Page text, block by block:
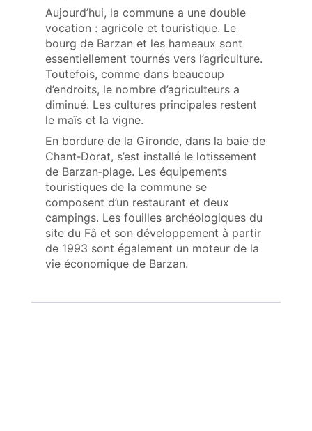
Aujourd’hui, la commune a une double
vocation : agricole et touristique. Le
bourg de Barzan et les hameaux sont
essentiellement tournés vers l’agriculture.
Toutefois, comme dans beaucoup
d’endroits, le nombre d’agriculteurs a
diminué. Les cultures principales restent
le maïs et la vigne.
En bordure de la Gironde, dans la baie de
Chant‑Dorat, s’est installé le lotissement
de Barzan‑plage. Les équipements
touristiques de la commune se
composent d’un restaurant et deux
campings. Les fouilles archéologiques du
site du Fâ et son développement à partir
de 1993 sont également un moteur de la
vie économique de Barzan.